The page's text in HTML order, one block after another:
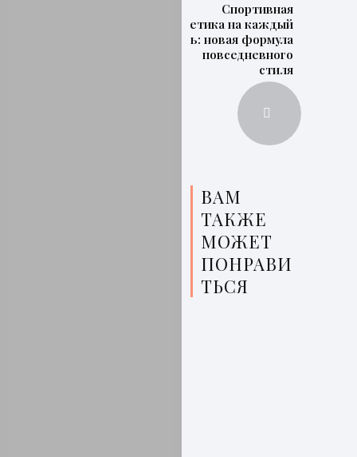
Спортивная
эстетика на каждый
день: новая формула
повседневного
стиля
ВАМ
ТАКЖЕ
МОЖЕТ
ПОНРАВИ
ТЬСЯ